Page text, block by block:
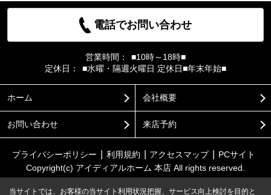
電話でお問い合わせ
営業時間：
■10時～18時■
定休日：
■水曜・隔週火曜日 定休日■年末年始■
ホーム 会社概要
お問い合わせ 来店予約
プライバシーポリシー 利用規約 アクセスマップ
PCサイト
Copyright(c) アイディアルホーム 本店 All rights reserved.
当サイトでは、お客様の当サイト利用状況把握、サービス向上検討を目的と